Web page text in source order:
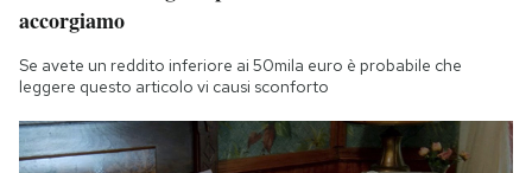
accorgiamo
Se avete un reddito inferiore ai 50mila euro è probabile che
leggere questo articolo vi causi sconforto